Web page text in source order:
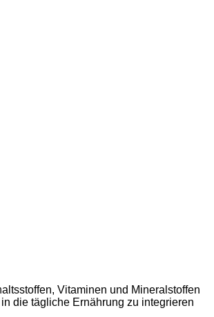
Vitaminen und Mineralstoffen
die tägliche Ernährung zu integrieren